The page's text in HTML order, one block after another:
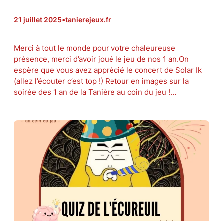
21 juillet 2025•tanierejeux.fr
Merci à tout le monde pour votre chaleureuse
présence, merci d’avoir joué le jeu de nos 1 an.On
espère que vous avez apprécié le concert de Solar Ik
(allez l’écouter c’est top !) Retour en images sur la
soirée des 1 an de la Tanière au coin du jeu !…